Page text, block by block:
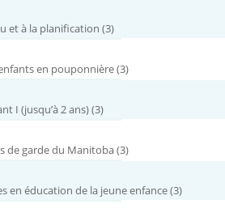
et à la planification (3)
en pouponnière (3)
I (jusqu’à 2 ans) (3)
de garde du Manitoba (3)
en éducation de la jeune enfance (3)